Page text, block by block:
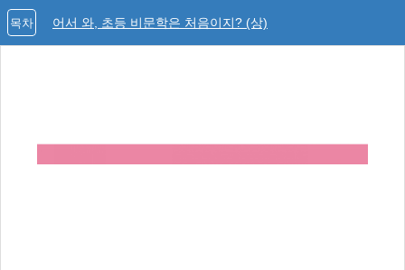
어서 와, 초등 비문학은 처음이지? (상)
목차